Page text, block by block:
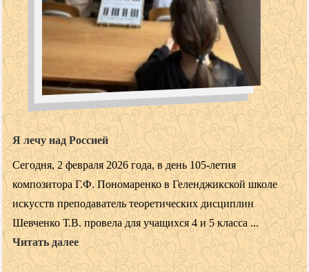
Я лечу над Россией
Сегодня, 2 февраля 2026 года, в день 105-летия
композитора Г.Ф. Пономаренко в Геленджикской школе
искусств преподаватель теоретических дисциплин
Шевченко Т.В. провела для учащихся 4 и 5 класса ...
Читать далее